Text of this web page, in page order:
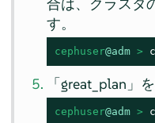
す。
cephuser@adm >
「great_plan」
cephuser@adm >